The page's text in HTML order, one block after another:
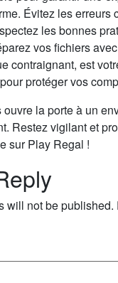
Évitez les erreurs
les bonnes
vos fichiers
contraignant, est
protéger vos
la porte à un
Restez vigilant et
sur Play Regal !
will not be published.